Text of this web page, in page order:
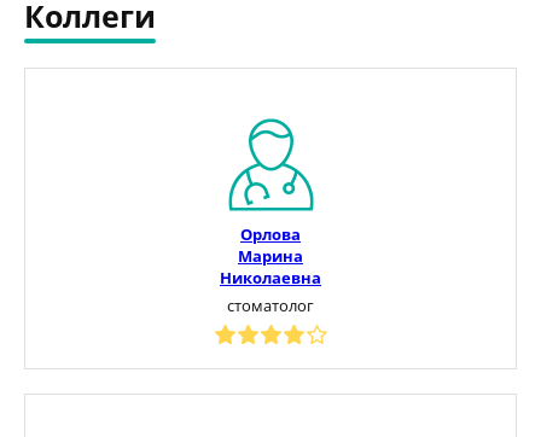
Коллеги
Орлова
Марина
Николаевна
стоматолог